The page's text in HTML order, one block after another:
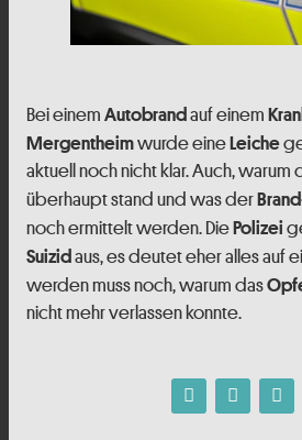
Bei einem Autobrandauf einem
Mergentheimwurde eineLeiche
aktuell noch nicht klar. Auch,
überhaupt stand und was der
noch ermittelt werden. DiePolizei
Suizidaus, es deutet eher alles auf
werden muss noch, warum das
nicht mehr verlassen konnte.